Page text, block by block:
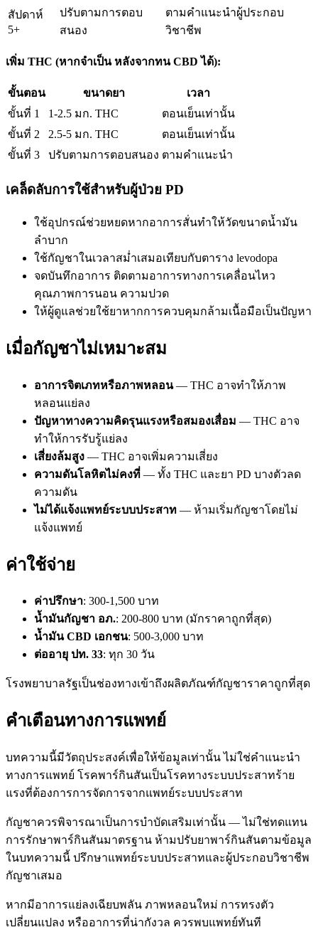
สัปดาห์
5+
ปรับตามการตอบ
สนอง
ตามคำแนะนำผู้ประกอบ
วิชาชีพ
เพิ่ม THC (หากจำเป็น หลังจากทน CBD ได้):
ขั้นตอน ขนาดยา
เวลา
ขั้นที่ 1
1-2.5 มก. THC
ตอนเย็นเท่านั้น
ขั้นที่ 2
2.5-5 มก. THC
ตอนเย็นเท่านั้น
ขั้นที่ 3
ปรับตามการตอบสนอง ตามคำแนะนำ
เคล็ดลับการใช้สำหรับผู้ป่วย PD
ใช้อุปกรณ์ช่วยหยดหากอาการสั่นทำให้วัดขนาดน้ำมัน
ลำบาก
ใช้กัญชาในเวลาสม่ำเสมอเทียบกับตาราง levodopa
จดบันทึกอาการ ติดตามอาการทางการเคลื่อนไหว
คุณภาพการนอน ความปวด
ให้ผู้ดูแลช่วยใช้ยาหากการควบคุมกล้ามเนื้อมือเป็นปัญหา
เมื่อกัญชาไม่เหมาะสม
อาการจิตเภทหรือภาพหลอน— THC อาจทำให้ภาพ
หลอนแย่ลง
ปัญหาทางความคิดรุนแรงหรือสมองเสื่อม — THC อาจ
ทำให้การรับรู้แย่ลง
เสี่ยงล้มสูง — THC อาจเพิ่มความเสี่ยง
ความดันโลหิตไม่คงที่ — ทั้ง THC และยา PD บางตัวลด
ความดัน
ไม่ได้แจ้งแพทย์ระบบประสาท — ห้ามเริ่มกัญชาโดยไม่
แจ้งแพทย์
ค่าใช้จ่าย
ค่าปรึกษา: 300-1,500 บาท
น้ำมันกัญชา อภ.: 200-800 บาท (มักราคาถูกที่สุด)
น้ำมัน CBD เอกชน: 500-3,000 บาท
ต่ออายุ ปท. 33: ทุก 30 วัน
โรงพยาบาลรัฐเป็นช่องทางเข้าถึงผลิตภัณฑ์กัญชาราคาถูกที่สุด
คำเตือนทางการแพทย์
บทความนี้มีวัตถุประสงค์เพื่อให้ข้อมูลเท่านั้น ไม่ใช่คำแนะนำ
ทางการแพทย์ โรคพาร์กินสันเป็นโรคทางระบบประสาทร้าย
แรงที่ต้องการการจัดการจากแพทย์ระบบประสาท
กัญชาควรพิจารณาเป็นการบำบัดเสริมเท่านั้น — ไม่ใช่ทดแทน
การรักษาพาร์กินสันมาตรฐาน ห้ามปรับยาพาร์กินสันตามข้อมูล
ในบทความนี้ ปรึกษาแพทย์ระบบประสาทและผู้ประกอบวิชาชีพ
กัญชาเสมอ
หากมีอาการแย่ลงเฉียบพลัน ภาพหลอนใหม่ การทรงตัว
เปลี่ยนแปลง หรืออาการที่น่ากังวล ควรพบแพทย์ทันที